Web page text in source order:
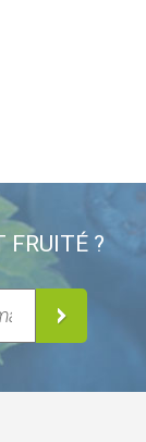
FRUITÉ ?